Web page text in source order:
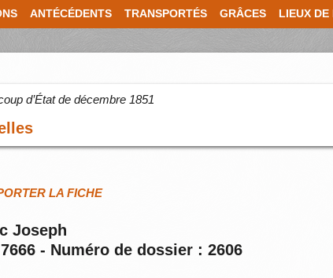
ANTÉCÉDENTS TRANSPORTÉS GRÂCES LIEUX
d’État de décembre 1851
LA FICHE
Joseph
- Numéro de dossier : 2606